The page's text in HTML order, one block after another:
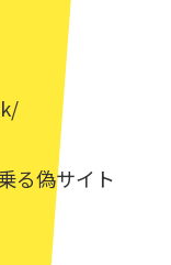
る偽サイト